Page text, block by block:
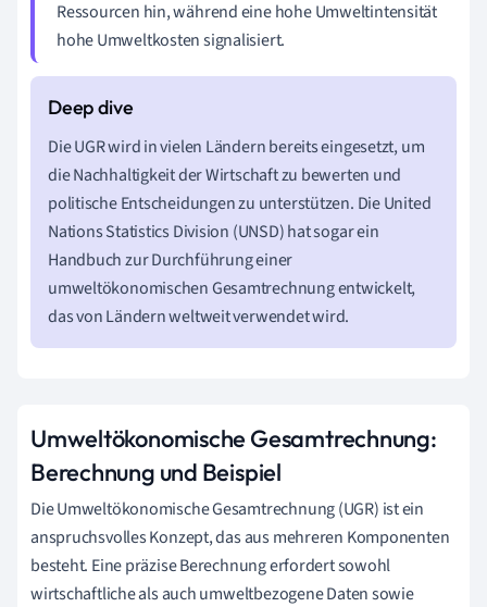
Ressourcen hin, während eine hohe Umweltintensität
hohe Umweltkosten signalisiert.
Die UGR wird in vielen Ländern bereits eingesetzt, um
die Nachhaltigkeit der Wirtschaft zu bewerten und
politische Entscheidungen zu unterstützen. Die United
Nations Statistics Division (UNSD) hat sogar ein
Handbuch zur Durchführung einer
umweltökonomischen Gesamtrechnung entwickelt,
das von Ländern weltweit verwendet wird.
Umweltökonomische Gesamtrechnung:
Berechnung und Beispiel
Die Umweltökonomische Gesamtrechnung (UGR) ist ein
anspruchsvolles Konzept, das aus mehreren Komponenten
besteht. Eine präzise Berechnung erfordert sowohl
wirtschaftliche als auch umweltbezogene Daten sowie